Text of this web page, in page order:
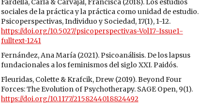
Fardella, Carla & Carvajal, Francisca (2018). Los estudios
sociales de la práctica y la práctica como unidad de estudio.
Psicoperspectivas, Individuo y Sociedad, 17(1), 1-12.
https://doi.org/10.5027/psicoperspectivas-Vol17-Issue1-
fulltext-1241
Fernández, Ana María (2021). Psicoanálisis. De los lapsus
fundacionales a los feminismos del siglo XXI. Paidós.
Fleuridas, Colette & Krafcik, Drew (2019). Beyond Four
Forces: The Evolution of Psychotherapy. SAGE Open, 9(1).
https://doi.org/10.1177/2158244018824492